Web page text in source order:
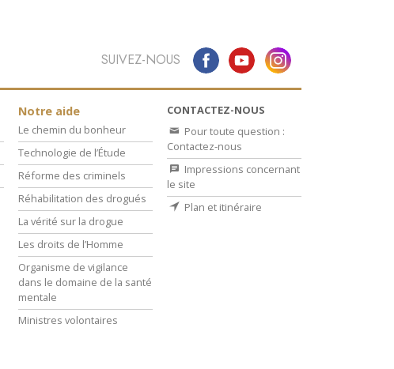
SUIVEZ-NOUS
Notre aide
Le chemin du bonheur
Technologie de l’Étude
Réforme des criminels
Réhabilitation des drogués
La vérité sur la drogue
Les droits de l’Homme
Organisme de vigilance
dans le domaine de la santé
mentale
Ministres volontaires
CONTACTEZ-NOUS
Pour toute question :
Contactez-nous
Impressions concernant
le site
Plan et itinéraire